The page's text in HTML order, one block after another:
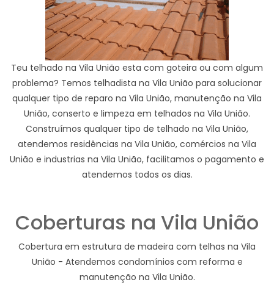
Teu telhado na Vila União esta com goteira ou com algum
problema? Temos telhadista na Vila União para solucionar
qualquer tipo de reparo na Vila União, manutenção na Vila
União, conserto e limpeza em telhados na Vila União.
Construímos qualquer tipo de telhado na Vila União,
atendemos residências na Vila União, comércios na Vila
União e industrias na Vila União, facilitamos o pagamento e
atendemos todos os dias.
Coberturas na Vila União
Cobertura em estrutura de madeira com telhas na Vila
União - Atendemos condomínios com reforma e
manutenção na Vila União.